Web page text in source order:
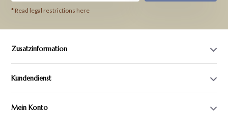
* Read legal restrictions here
Zusatzinformation
Kundendienst
Mein Konto